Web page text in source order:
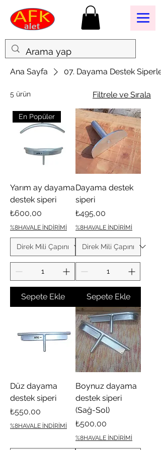
Ana Sayfa 07. Dayama Destek
5 ürün Filtrele ve Sırala
En Popüler
Yarım ay dayama
destek siperi
Fiyat
₺600,00
%8HAVALE İNDİRİMİ
Sepete Ekle
Dayama destek
siperi
Fiyat
₺495,00
%8HAVALE İNDİRİMİ
Sepete Ekle
Düz dayama
destek siperi
Fiyat
₺550,00
%8HAVALE İNDİRİMİ
Boynuz dayama
destek siperi
(Sağ-Sol)
Fiyat
₺500,00
%8HAVALE İNDİRİMİ